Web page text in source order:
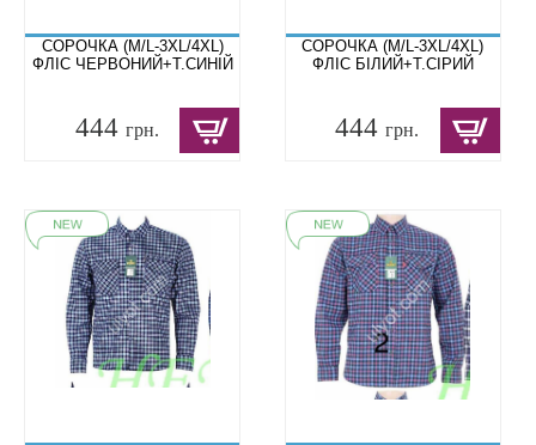
СОРОЧКА (M/L-3XL/4XL)
ФЛІС ЧЕРВОНИЙ+Т.СИНІЙ
444 грн.
СОРОЧКА (M/L-3XL/4XL)
ФЛІС БІЛИЙ+Т.СІРИЙ
444грн.